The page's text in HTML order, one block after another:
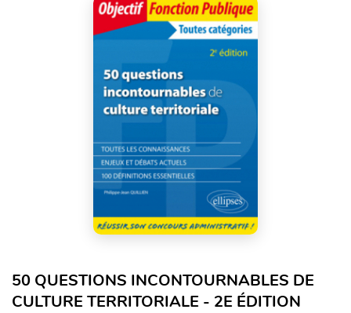
50 QUESTIONS INCONTOURNABLES DE
CULTURE TERRITORIALE - 2E ÉDITION